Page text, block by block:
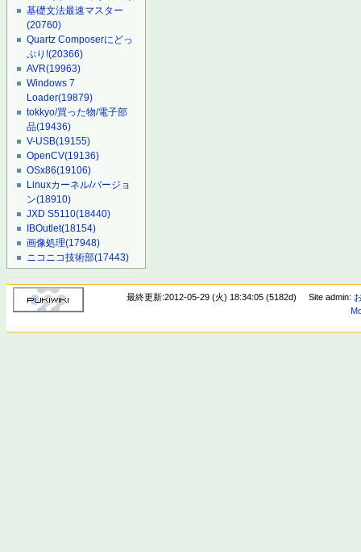
基礎文法最速マスター
(20760)
Quartz Composerにどっ
ぷり!(20366)
AVR(19963)
Windows 7
Loader(19879)
tokkyo/買った物/電子部
品(19436)
V-USB(19155)
OpenCV(19136)
OSx86(19106)
Linuxカーネル/バージョ
ン(18910)
JXD S5110(18440)
IBOutlet(18154)
画像処理(17948)
ニコニコ技術部(17443)
最終更新:2012-05-29 (火) 18:34:05 (5182d) Site admin: